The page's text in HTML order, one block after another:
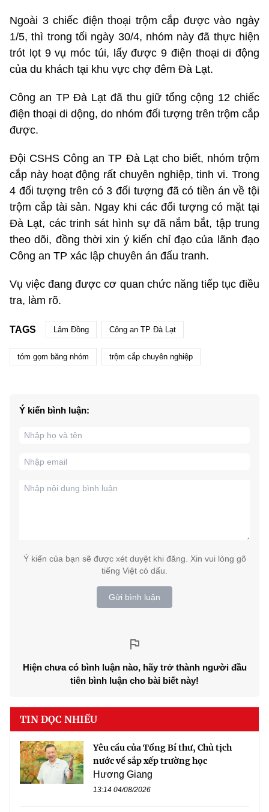
Ngoài 3 chiếc điện thoại trộm cắp được vào ngày
1/5, thì trong tối ngày 30/4, nhóm này đã thực hiện
trót lọt 9 vụ móc túi, lấy được 9 điện thoại di động
của du khách tại khu vực chợ đêm Đà Lạt.
Công an TP Đà Lạt đã thu giữ tổng cộng 12 chiếc
điện thoại di dộng, do nhóm đối tượng trên trộm cắp
được.
Đội CSHS Công an TP Đà Lạt cho biết, nhóm trộm
cắp này hoạt động rất chuyên nghiệp, tinh vi. Trong
4 đối tượng trên có 3 đối tượng đã có tiền án về tội
trộm cắp tài sản. Ngay khi các đối tượng có mặt tại
Đà Lạt, các trinh sát hình sự đã nắm bắt, tập trung
theo dõi, đồng thời xin ý kiến chỉ đạo của lãnh đạo
Công an TP xác lập chuyên án đấu tranh.
Vụ việc đang được cơ quan chức năng tiếp tục điều
tra, làm rõ.
TAGS Lâm Đồng Công an TP Đà Lạt
tóm gọm băng nhóm trộm cắp chuyên nghiệp
Ý kiến bình luận:
Ý kiến của bạn sẽ được xét duyệt khi đăng. Xin vui lòng gõ
tiếng Việt có dấu.
Gửi bình luận
Hiện chưa có bình luận nào, hãy trở thành người đầu
tiên bình luận cho bài biết này!
TIN ĐỌC NHIỀU
Yêu cầu của Tổng Bí thư, Chủ tịch
nước về sắp xếp trường học
Hương Giang
13:14 04/08/2026